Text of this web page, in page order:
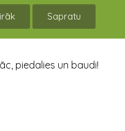
Sapratu
piedalies un baudi!